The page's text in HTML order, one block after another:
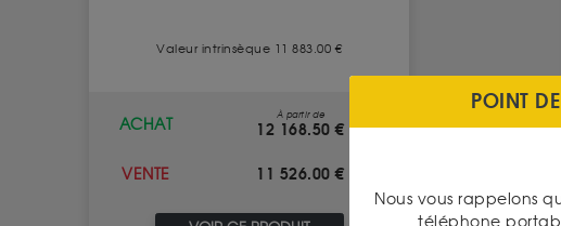
Valeur intrinsèque 11 883.00 €
ACHAT
À partir de
12 168.50 €
VENTE 11 526.00 €
POINT
Nous vous rappelons
téléphone